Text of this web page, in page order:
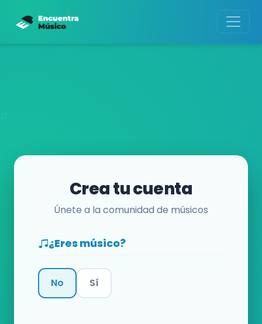
Crea tu cuenta
Únete a la comunidad de músicos
¿Eres músico?
No Sí